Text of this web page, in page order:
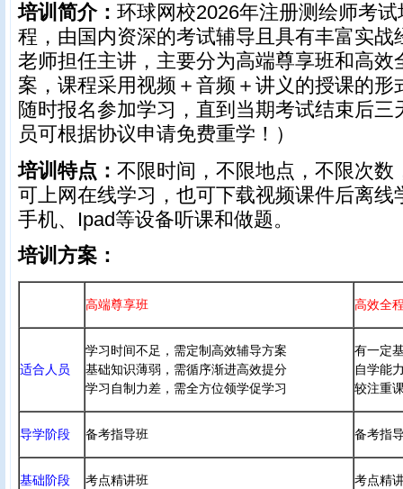
培训简介： 环球网校2026年注册测绘师考
程，由国内资深的考试辅导且具有丰富实战
老师担任主讲，主要分为高端尊享班和高效
案，课程采用视频＋音频＋讲义的授课的形
随时报名参加学习，直到当期考试结束后三
员可根据协议申请免费重学！）
培训特点： 不限时间，不限地点，不限次数
可上网在线学习，也可下载视频课件后离线
手机、Ipad等设备听课和做题。
培训方案：
高端尊享班 高效全
适合人员
学习时间不足，需定制高效辅导方案
基础知识薄弱，需循序渐进高效提分
学习自制力差，需全方位领学促学习
有一定
自学能
较注重
导学阶段 备考指导班 备考指
基础阶段 考点精讲班 考点精